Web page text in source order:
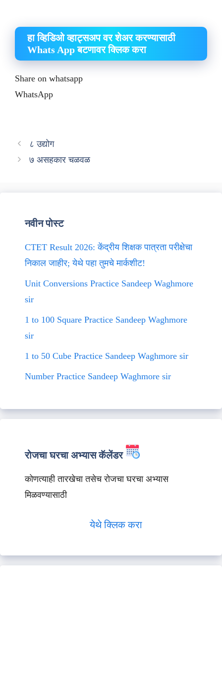
हा व्हिडिओ व्हाट्सअप वर शेअर करण्यासाठी
Whats App बटणावर क्लिक करा
Share on whatsapp
WhatsApp
८ उद्योग
७ असहकार चळवळ
नवीन पोस्ट
CTET Result 2026: केंद्रीय शिक्षक पात्रता परीक्षेचा
निकाल जाहीर; येथे पहा तुमचे मार्कशीट!
Unit Conversions Practice Sandeep Waghmore
sir
1 to 100 Square Practice Sandeep Waghmore
sir
1 to 50 Cube Practice Sandeep Waghmore sir
Number Practice Sandeep Waghmore sir
रोजचा घरचा अभ्यास कॅलेंडर
कोणत्याही तारखेचा तसेच रोजचा घरचा अभ्यास
मिळवण्यासाठी
येथे क्लिक करा